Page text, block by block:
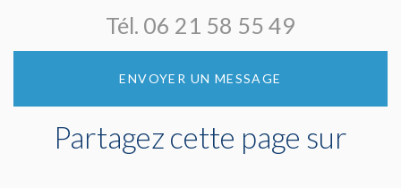
Tél. 06 21 58 55 49
ENVOYER UN MESSAGE
Partagez cette page sur